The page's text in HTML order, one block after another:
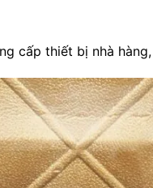
cấp thiết bị nhà